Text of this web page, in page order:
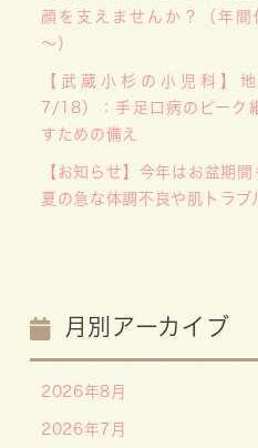
顔を支えませんか？（年
～）
【武蔵小杉の小児科】
7/18）：手足口病のピーク
すための備え
【お知らせ】今年はお盆期
夏の急な体調不良や肌トラブ
月別アーカイブ
2026年8月
2026年7月